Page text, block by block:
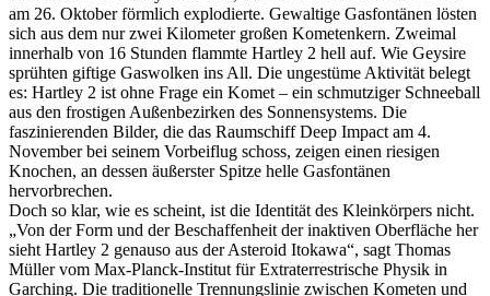
am 26. Oktober förmlich explodierte. Gewaltige Gasfontänen lösten
sich aus dem nur zwei Kilometer großen Kometenkern. Zweimal
innerhalb von 16 Stunden flammte Hartley 2 hell auf. Wie Geysire
sprühten giftige Gaswolken ins All. Die ungestüme Aktivität belegt
es: Hartley 2 ist ohne Frage ein Komet – ein schmutziger Schneeball
aus den frostigen Außenbezirken des Sonnensystems. Die
faszinierenden Bilder, die das Raumschiff Deep Impact am 4.
November bei seinem Vorbeiflug schoss, zeigen einen riesigen
Knochen, an dessen äußerster Spitze helle Gasfontänen
hervorbrechen.
Doch so klar, wie es scheint, ist die Identität des Kleinkörpers nicht.
„Von der Form und der Beschaffenheit der inaktiven Oberfläche her
sieht Hartley 2 genauso aus der Asteroid Itokawa“, sagt Thomas
Müller vom Max-Planck-Institut für Extraterrestrische Physik in
Garching. Die traditionelle Trennungslinie zwischen Kometen und